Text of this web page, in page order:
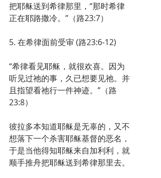
把耶稣送到希律那里，“那时希律
正在耶路撒冷。”（路23:7）
5. 在希律面前受审 (路23:6-12)
“希律看见耶稣，就很欢喜。因为
听见过祂的事，久已想要见祂。并
且指望看祂行一件神迹。”（路
23:8）
彼拉多本知道耶稣是无辜的，又不
想落下一个杀害耶稣基督的恶名，
于是当他得知耶稣来自加利利，就
顺手推舟把耶稣送到希律那里去。